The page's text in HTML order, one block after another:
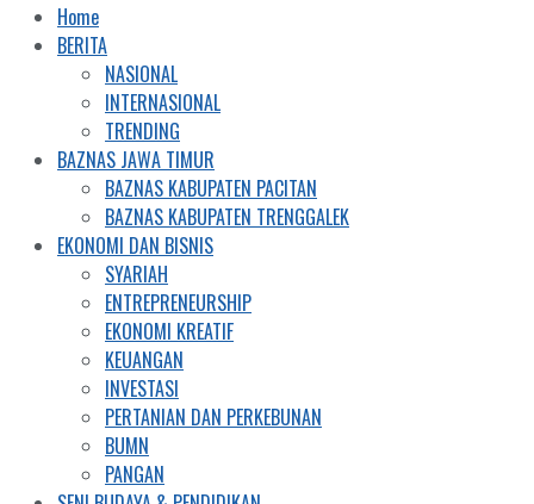
Home
BERITA
NASIONAL
INTERNASIONAL
TRENDING
BAZNAS JAWA TIMUR
BAZNAS KABUPATEN PACITAN
BAZNAS KABUPATEN TRENGGALEK
EKONOMI DAN BISNIS
SYARIAH
ENTREPRENEURSHIP
EKONOMI KREATIF
KEUANGAN
INVESTASI
PERTANIAN DAN PERKEBUNAN
BUMN
PANGAN